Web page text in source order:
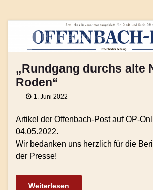
„Rundgang durchs alte
Roden“
1. Juni 2022
Artikel der Offenbach-Post auf OP-
04.05.2022.
Wir bedanken uns herzlich für die
der Presse!
Weiterlesen